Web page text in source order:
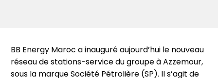
BB Energy Maroc a inauguré aujourd’hui le nouveau
réseau de stations-service du groupe à Azzemour,
sous la marque Société Pétrolière (SP). Il s’agit de